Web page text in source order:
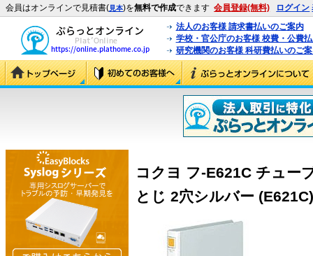
会員はオンラインで見積書(見本)を無料で作成できます 会員登録(無料) ログイン
法人のお客様 請求書払いのご案内
学校・官公庁のお客様 校費・公費
研究機関のお客様 科研費払いのご
コクヨ フ-E621C チュー
とじ 2穴シルバー (E621C)